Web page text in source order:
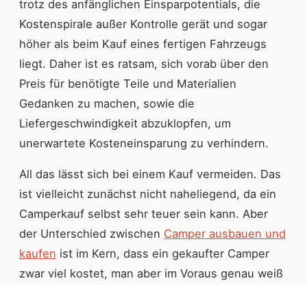
trotz des anfänglichen Einsparpotentials, die
Kostenspirale außer Kontrolle gerät und sogar
höher als beim Kauf eines fertigen Fahrzeugs
liegt. Daher ist es ratsam, sich vorab über den
Preis für benötigte Teile und Materialien
Gedanken zu machen, sowie die
Liefergeschwindigkeit abzuklopfen, um
unerwartete Kosteneinsparung zu verhindern.
All das lässt sich bei einem Kauf vermeiden. Das
ist vielleicht zunächst nicht naheliegend, da ein
Camperkauf selbst sehr teuer sein kann. Aber
der Unterschied zwischen Camper ausbauen und
kaufen ist im Kern, dass ein gekaufter Camper
zwar viel kostet, man aber im Voraus genau weiß